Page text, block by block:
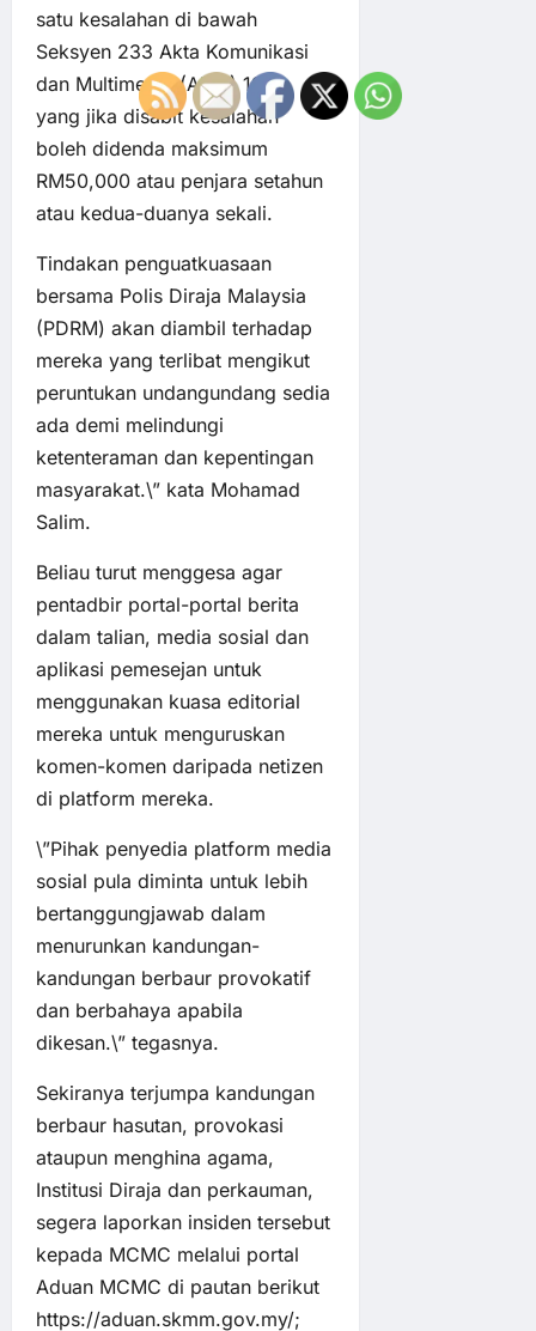
satu kesalahan di bawah
Seksyen 233 Akta Komunikasi
dan Multimedia (AKM) 1998
yang jika disabit kesalahan
boleh didenda maksimum
RM50,000 atau penjara setahun
atau kedua-duanya sekali.
Tindakan penguatkuasaan
bersama Polis Diraja Malaysia
(PDRM) akan diambil terhadap
mereka yang terlibat mengikut
peruntukan undangundang sedia
ada demi melindungi
ketenteraman dan kepentingan
masyarakat.\” kata Mohamad
Salim.
Beliau turut menggesa agar
pentadbir portal-portal berita
dalam talian, media sosial dan
aplikasi pemesejan untuk
menggunakan kuasa editorial
mereka untuk menguruskan
komen-komen daripada netizen
di platform mereka.
\”Pihak penyedia platform media
sosial pula diminta untuk lebih
bertanggungjawab dalam
menurunkan kandungan-
kandungan berbaur provokatif
dan berbahaya apabila
dikesan.\” tegasnya.
Sekiranya terjumpa kandungan
berbaur hasutan, provokasi
ataupun menghina agama,
Institusi Diraja dan perkauman,
segera laporkan insiden tersebut
kepada MCMC melalui portal
Aduan MCMC di pautan berikut
https://aduan.skmm.gov.my/;